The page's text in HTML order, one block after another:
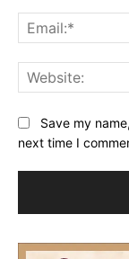
Save my
next time I